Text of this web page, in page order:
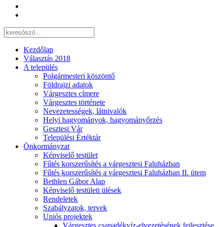
Kezdőlap
Választás 2018
A település
Polgármesteri köszöntő
Földrajzi adatok
Várgesztes címere
Várgesztes története
Nevezetességek, látnivalók
Helyi hagyományok, hagyományőrzés
Gesztesi Vár
Települési Értéktár
Önkormányzat
Képviselő testület
Fűtés korszerűsítés a várgesztesi Faluházban
Fűtés korszerűsítés a várgesztesi Faluházban II. ütem
Bethlen Gábor Alap
Képviselő testületi ülések
Rendeletek
Szabályzatok, tervek
Uniós projektek
Várgesztes csapadékvíz-elvezetésének fejlesztése